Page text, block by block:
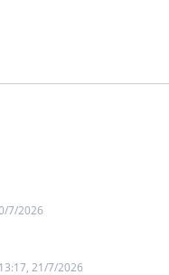
7/2026
21/7/2026